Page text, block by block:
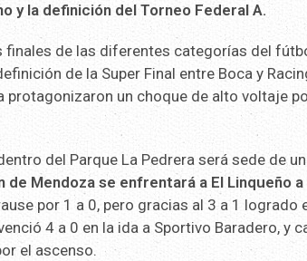
y la definición del Torneo Federal A.
finales de las diferentes categorías del
de la Super Final entre Boca y
protagonizaron un choque de alto voltaje
del Parque La Pedrera será sede de
de Mendoza se enfrentará a El Linqueño a
por 1 a 0, pero gracias al 3 a 1 logrado
4 a 0 en la ida a Sportivo Baradero, y
el ascenso.